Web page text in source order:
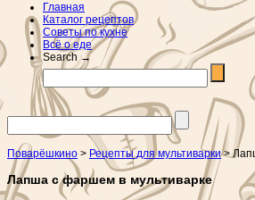
Главная
Каталог рецептов
Советы по кухне
Всё о еде
Search →
Поварёшкино > Рецепты для мультиварки>
Лапша с фаршем в мультиварке